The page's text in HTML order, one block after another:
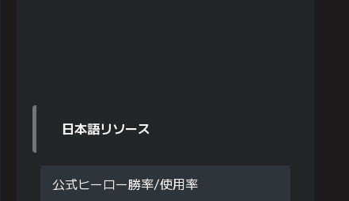
日本語リソース
公式ヒーロー勝率/使用率